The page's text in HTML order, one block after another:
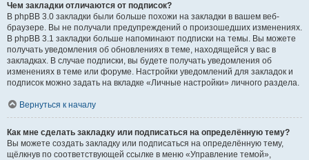
Чем закладки отличаются от подписок?
В phpBB 3.0 закладки были больше похожи на закладки в вашем веб-
браузере. Вы не получали предупреждений о произошедших изменениях.
В phpBB 3.1 закладки больше напоминают подписки на темы. Вы можете
получать уведомления об обновлениях в теме, находящейся у вас в
закладках. В случае подписки, вы будете получать уведомления об
изменениях в теме или форуме. Настройки уведомлений для закладок и
подписок можно задать на вкладке «Личные настройки» личного раздела.
Вернуться к началу
Как мне сделать закладку или подписаться на определённую тему?
Вы можете создать закладку или подписаться на определённую тему,
щёлкнув по соответствующей ссылке в меню «Управление темой»,